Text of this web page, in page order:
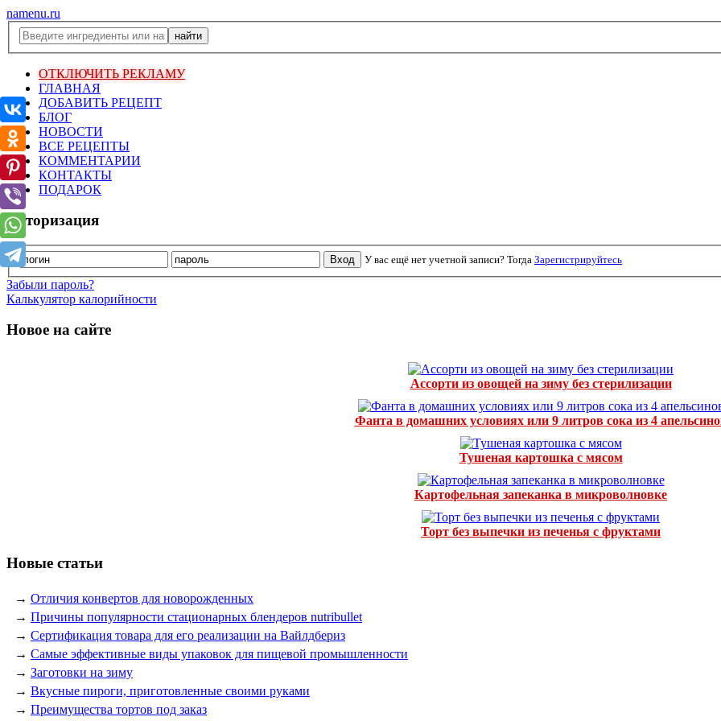
namenu.ru
ОТКЛЮЧИТЬ РЕКЛАМУ
ГЛАВНАЯ
ДОБАВИТЬ РЕЦЕПТ
БЛОГ
НОВОСТИ
ВСЕ РЕЦЕПТЫ
КОММЕНТАРИИ
КОНТАКТЫ
ПОДАРОК
Авторизация
У вас ещё нет учетной записи? Тогда Зарегистрируйтесь
Забыли пароль?
Калькулятор калорийности
Новое на сайте
Ассорти из овощей на зиму без стерилизации
Фанта в домашних условиях или 9 литров сока из 4
Тушеная картошка с мясом
Картофельная запеканка в микроволновке
Торт без выпечки из печенья с фруктами
Новые статьи
→ Отличия конвертов для новорожденных
→ Причины популярности стационарных блендеров nutribullet
→ Сертификация товара для его реализации на Вайлдбериз
→ Самые эффективные виды упаковок для пищевой промышленности
→ Заготовки на зиму
→ Вкусные пироги, приготовленные своими руками
→ Преимущества тортов под заказ